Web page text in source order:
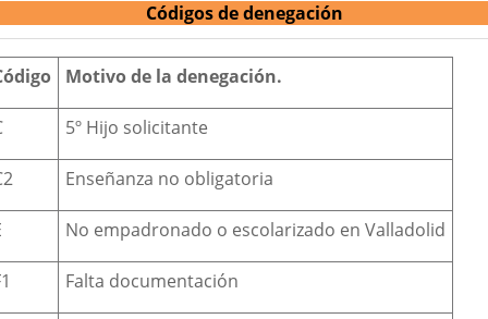
Códigos de denegación
Motivo de la denegación.
5º Hijo solicitante
Enseñanza no obligatoria
No empadronado o escolarizado en Valladolid
Falta documentación